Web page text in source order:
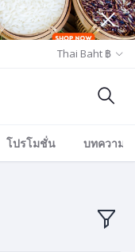
Thai Baht ฿
โปรโมชั่น บทความ/